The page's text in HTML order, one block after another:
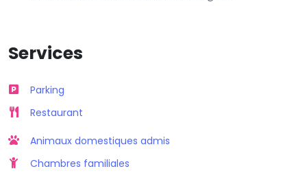
Services
Parking
Restaurant
Animaux domestiques admis
Chambres familiales